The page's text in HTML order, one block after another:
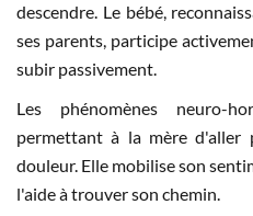
descendre. Le bébé,
ses parents, participe
subir passivement.
Les phénomènes neuro-
permettant à la mère
douleur. Elle mobilise son
l'aide à trouver son chemin.